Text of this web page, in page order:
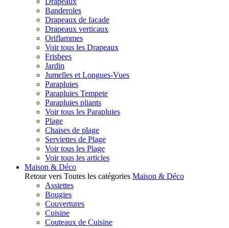
Banderoles
Drapeaux de facade
Drapeaux verticaux
Oriflammes
Voir tous les Drapeaux
Frisbees
Jardin
Jumelles et Longues-Vues
Parapluies
Parapluies Tempete
Parapluies pliants
Voir tous les Parapluies
Plage
Chaises de plage
Serviettes de Plage
Voir tous les Plage
Voir tous les articles
Maison & Déco
Retour vers Toutes les catégories Maison & Déco
Assiettes
Bougies
Couvertures
Cuisine
Couteaux de Cuisine